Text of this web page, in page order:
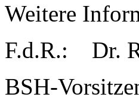
Weitere
F.d.R.: Dr.
BSH-